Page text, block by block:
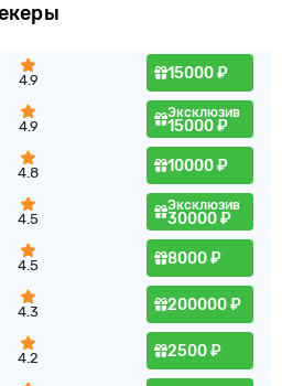
4.9 15000 ₽
4.9
Эксклюзив
15000 ₽
4.8 10000 ₽
4.5
Эксклюзив
30000 ₽
4.5 8000 ₽
4.3 200000 ₽
4.2 2500 ₽